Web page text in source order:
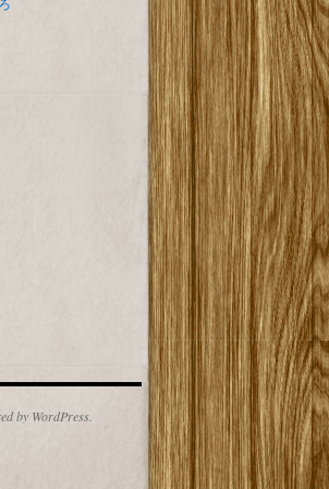
by WordPress.